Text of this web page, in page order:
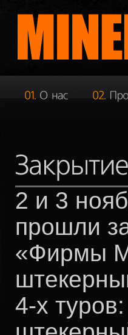
2 и 3
прошли
«Фирмы
4-х